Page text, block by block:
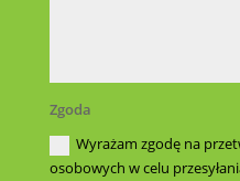
Zgoda
Wyrażam zgodę na
osobowych w celu